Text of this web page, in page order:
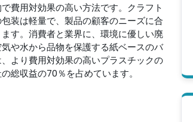
費用対効果の高い方法です。クラフト
装は軽量で、製品の顧客のニーズに合
す。消費者と業界に、環境に優しい廃
や水から品物を保護する紙ベースのバ
より費用対効果の高いプラスチックの
総収益の70％を占めています。